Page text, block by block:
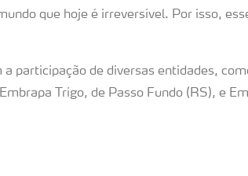
que hoje é irreversível. Por isso,
a participação de diversas entidades,
Trigo, de Passo Fundo (RS), e